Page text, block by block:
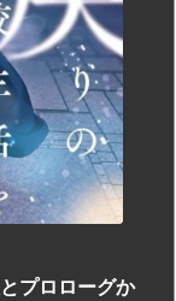
プロローグか